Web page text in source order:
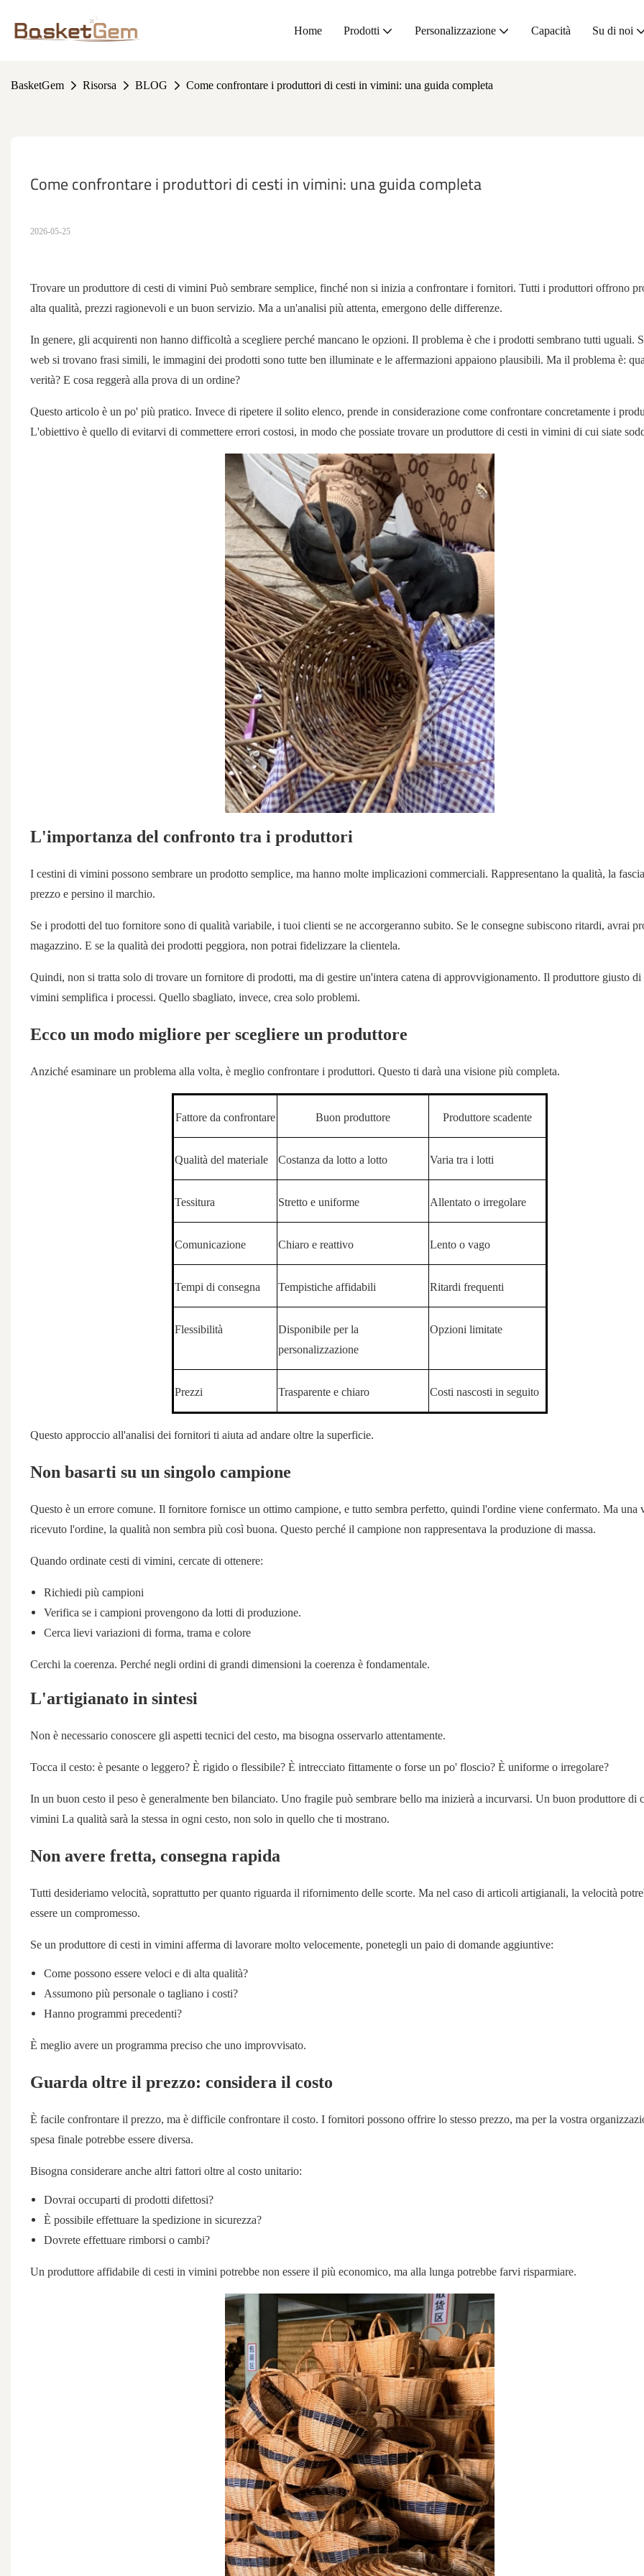
Home Prodotti Personalizzazione Capacità Su di noi
BasketGem Risorsa BLOG Come confrontare i produttori di cesti in vimini: una guida completa
Come confrontare i produttori di cesti in vimini: una guida completa
2026-05-25
Trovare un produttore di cesti di vimini Può sembrare semplice, finché non si inizia a confrontare i fornitori. Tutti i produttori offrono
alta qualità, prezzi ragionevoli e un buon servizio. Ma a un'analisi più attenta, emergono delle differenze.
In genere, gli acquirenti non hanno difficoltà a scegliere perché mancano le opzioni. Il problema è che i prodotti sembrano tutti uguali.
web si trovano frasi simili, le immagini dei prodotti sono tutte ben illuminate e le affermazioni appaiono plausibili. Ma il problema è:
verità? E cosa reggerà alla prova di un ordine?
Questo articolo è un po' più pratico. Invece di ripetere il solito elenco, prende in considerazione come confrontare concretamente i
L'obiettivo è quello di evitarvi di commettere errori costosi, in modo che possiate trovare un produttore di cesti in vimini di cui siate
L'importanza del confronto tra i produttori
I cestini di vimini possono sembrare un prodotto semplice, ma hanno molte implicazioni commerciali. Rappresentano la qualità, la
prezzo e persino il marchio.
Se i prodotti del tuo fornitore sono di qualità variabile, i tuoi clienti se ne accorgeranno subito. Se le consegne subiscono ritardi, avrai
magazzino. E se la qualità dei prodotti peggiora, non potrai fidelizzare la clientela.
Quindi, non si tratta solo di trovare un fornitore di prodotti, ma di gestire un'intera catena di approvvigionamento. Il produttore giusto di
vimini semplifica i processi. Quello sbagliato, invece, crea solo problemi.
Ecco un modo migliore per scegliere un produttore
Anziché esaminare un problema alla volta, è meglio confrontare i produttori. Questo ti darà una visione più completa.
Fattore da confrontare Buon produttore Produttore scadente
Qualità del materiale Costanza da lotto a lotto Varia tra i lotti
Tessitura Stretto e uniforme Allentato o irregolare
Comunicazione Chiaro e reattivo Lento o vago
Tempi di consegna Tempistiche affidabili Ritardi frequenti
Flessibilità
Disponibile per la
personalizzazione
Opzioni limitate
Prezzi Trasparente e chiaro Costi nascosti in seguito
Questo approccio all'analisi dei fornitori ti aiuta ad andare oltre la superficie.
Non basarti su un singolo campione
Questo è un errore comune. Il fornitore fornisce un ottimo campione, e tutto sembra perfetto, quindi l'ordine viene confermato. Ma una
ricevuto l'ordine, la qualità non sembra più così buona. Questo perché il campione non rappresentava la produzione di massa.
Quando ordinate cesti di vimini, cercate di ottenere:
Richiedi più campioni
Verifica se i campioni provengono da lotti di produzione.
Cerca lievi variazioni di forma, trama e colore
Cerchi la coerenza. Perché negli ordini di grandi dimensioni la coerenza è fondamentale.
L'artigianato in sintesi
Non è necessario conoscere gli aspetti tecnici del cesto, ma bisogna osservarlo attentamente.
Tocca il cesto: è pesante o leggero? È rigido o flessibile? È intrecciato fittamente o forse un po' floscio? È uniforme o irregolare?
In un buon cesto il peso è generalmente ben bilanciato. Uno fragile può sembrare bello ma inizierà a incurvarsi. Un buon produttore di
vimini La qualità sarà la stessa in ogni cesto, non solo in quello che ti mostrano.
Non avere fretta, consegna rapida
Tutti desideriamo velocità, soprattutto per quanto riguarda il rifornimento delle scorte. Ma nel caso di articoli artigianali, la velocità
essere un compromesso.
Se un produttore di cesti in vimini afferma di lavorare molto velocemente, ponetegli un paio di domande aggiuntive:
Come possono essere veloci e di alta qualità?
Assumono più personale o tagliano i costi?
Hanno programmi precedenti?
È meglio avere un programma preciso che uno improvvisato.
Guarda oltre il prezzo: considera il costo
È facile confrontare il prezzo, ma è difficile confrontare il costo. I fornitori possono offrire lo stesso prezzo, ma per la vostra
spesa finale potrebbe essere diversa.
Bisogna considerare anche altri fattori oltre al costo unitario:
Dovrai occuparti di prodotti difettosi?
È possibile effettuare la spedizione in sicurezza?
Dovrete effettuare rimborsi o cambi?
Un produttore affidabile di cesti in vimini potrebbe non essere il più economico, ma alla lunga potrebbe farvi risparmiare.